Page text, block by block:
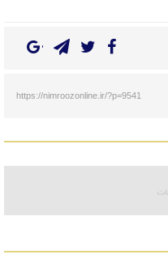
https://nimroozonline.ir/?p=9541